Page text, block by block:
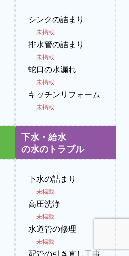
シンクの詰まり
未掲載
排水管の詰まり
未掲載
蛇口の水漏れ
未掲載
キッチンリフォーム
未掲載
下水・給水
の水のトラブル
下水の詰まり
未掲載
高圧洗浄
未掲載
水道管の修理
未掲載